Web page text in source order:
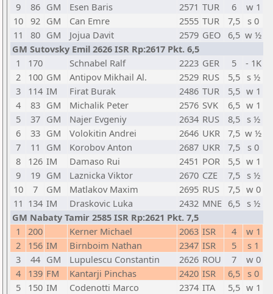
9
86 GM Esen Baris 2571 TUR 6
w 1
10 92 GM Can Emre 2555 TUR 7,5
s 0
11
80 GM Jojua Davit 2579 GEO 6,5 w ½
GM Sutovsky Emil 2626 ISR Rp:2617 Pkt. 6,5
1
170 Schnabel Ralf 2223 GER 5
- 1K
2
100 GM Antipov Mikhail Al. 2529 RUS 5,5 s ½
3
114 IM Firat Burak 2486 TUR 5,5 w 1
4
83 GM Michalik Peter 2576 SVK 6,5 w 1
5
37 GM Najer Evgeniy 2634 RUS 8,5
s ½
6
33 GM Volokitin Andrei 2646 UKR 7,5 w ½
7
11 GM Korobov Anton 2687 UKR 7,5
s 0
8
126 IM Damaso Rui 2451 POR 5,5 w 1
9
19 GM Laznicka Viktor 2670 CZE 7,5
s ½
10
7 GM Matlakov Maxim 2695 RUS 7,5 w 0
11 134 IM Draskovic Luka 2432 MNE 6,5
s ½
GM Nabaty Tamir 2585 ISR Rp:2621 Pkt. 7,5
1
200 Kerner Michael 2063 ISR 4
w 1
2
156 IM Birnboim Nathan 2347 ISR 5
s 1
3
44 GM Lupulescu Constantin 2626 ROU 7
w 0
4
139 FM Kantarji Pinchas 2420 ISR 6,5
s 0
5
150 IM Codenotti Marco 2374 ITA 5,5 w 1